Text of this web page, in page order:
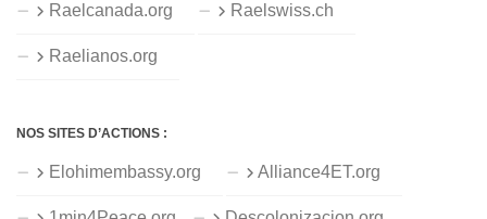
Raelcanada.org Raelswiss.ch
Raelianos.org
NOS SITES D’ACTIONS :
Elohimembassy.org Alliance4ET.org